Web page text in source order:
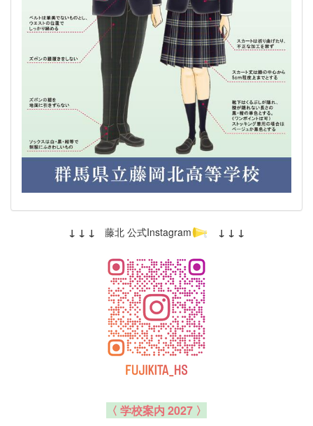
↓ ↓ ↓ 藤北 公式Instagram ↓ ↓ ↓
〈 学校案内 2027 〉